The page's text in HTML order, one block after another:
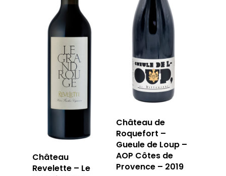
Château de
Roquefort –
Gueule de Loup –
AOP Côtes de
Provence – 2019
Château
Revelette – Le